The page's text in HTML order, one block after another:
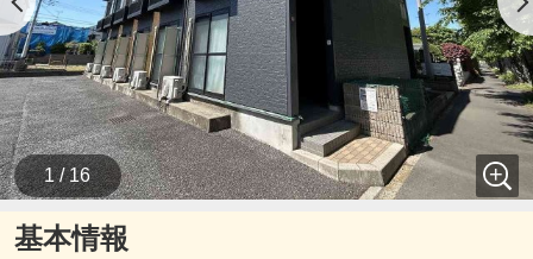
1 / 16
基本情報